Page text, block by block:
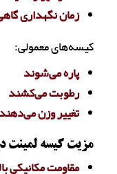
زمان نگهداری
کیسه‌های معمولی:
پاره می‌شوند
رطوبت می‌کشند
تغییر وزن می‌دهند
مزیت کیسه لمینت
مقاومت مکانیکی